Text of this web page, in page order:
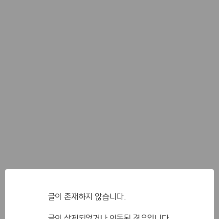
글이 존재하지 않습니다.